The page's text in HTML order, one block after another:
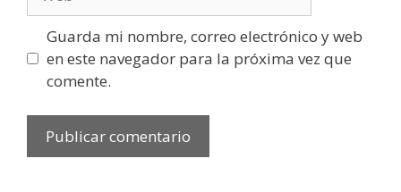
Guarda mi nombre, correo electrónico y web
en este navegador para la próxima vez que
comente.